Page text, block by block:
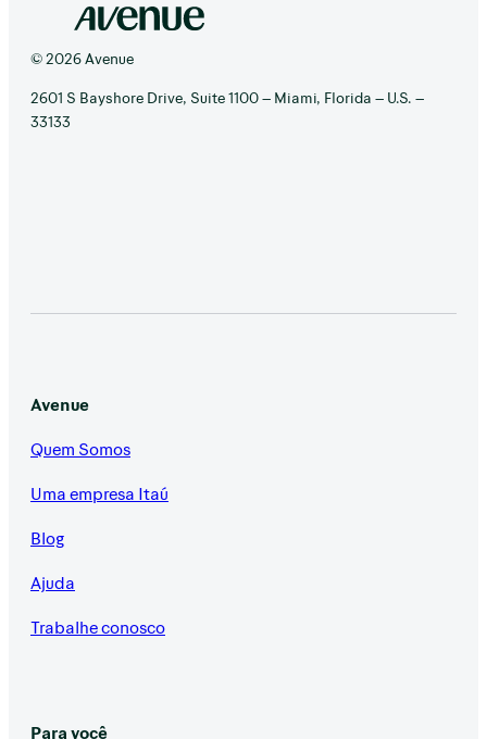
© 2026 Avenue
2601 S Bayshore Drive, Suite 1100 – Miami, Florida – U.S. –
33133
Avenue
Quem Somos
Uma empresa Itaú
Blog
Ajuda
Trabalhe conosco
Para você